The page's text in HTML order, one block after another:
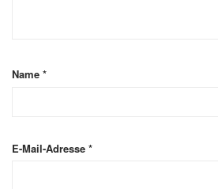
Name *
E-Mail-Adresse *